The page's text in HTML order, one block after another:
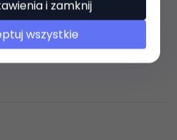
czarną koronką
i zamknij
wszystkie